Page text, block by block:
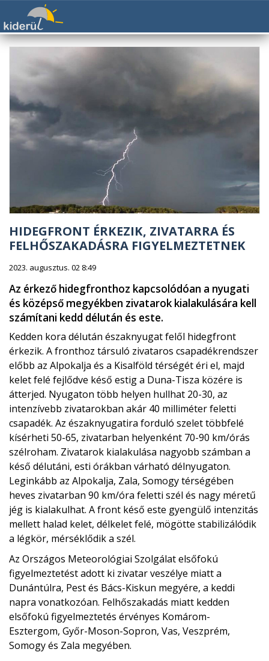
HIDEGFRONT ÉRKEZIK, ZIVATARRA ÉS
FELHŐSZAKADÁSRA FIGYELMEZTETNEK
2023. augusztus. 02 8:49
Az érkező hidegfronthoz kapcsolódóan a nyugati
és középső megyékben zivatarok kialakulására kell
számítani kedd délután és este.
Kedden kora délután északnyugat felől hidegfront
érkezik. A fronthoz társuló zivataros csapadékrendszer
előbb az Alpokalja és a Kisalföld térségét éri el, majd
kelet felé fejlődve késő estig a Duna-Tisza közére is
átterjed. Nyugaton több helyen hullhat 20-30, az
intenzívebb zivatarokban akár 40 milliméter feletti
csapadék. Az északnyugatira forduló szelet többfelé
kísérheti 50-65, zivatarban helyenként 70-90 km/órás
szélroham. Zivatarok kialakulása nagyobb számban a
késő délutáni, esti órákban várható délnyugaton.
Leginkább az Alpokalja, Zala, Somogy térségében
heves zivatarban 90 km/óra feletti szél és nagy méretű
jég is kialakulhat. A front késő este gyengülő intenzitás
mellett halad kelet, délkelet felé, mögötte stabilizálódik
a légkör, mérséklődik a szél.
Az Országos Meteorológiai Szolgálat elsőfokú
figyelmeztetést adott ki zivatar veszélye miatt a
Dunántúlra, Pest és Bács-Kiskun megyére, a keddi
napra vonatkozóan. Felhőszakadás miatt kedden
elsőfokú figyelmeztetés érvényes Komárom-
Esztergom, Győr-Moson-Sopron, Vas, Veszprém,
Somogy és Zala megyében.